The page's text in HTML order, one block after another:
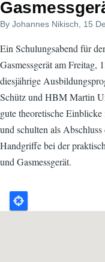
By Johannes Nikisch , 15
Ein Schulungsabend für
Gasmessgerät am Freitag,
diesjährige
Schütz und HBM Martin
gute theoretische
und schulten als
Handgriffe bei der
und Gasmessgerät.